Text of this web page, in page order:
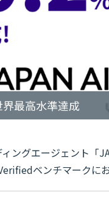
界最高水準達成
ィングエージェント「
ベンチマークに